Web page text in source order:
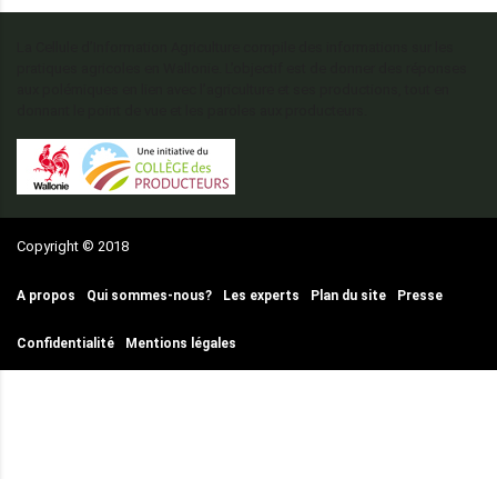
Copyright © 2018
A propos Qui sommes-nous? Les experts Plan du site Presse
Confidentialité Mentions légales